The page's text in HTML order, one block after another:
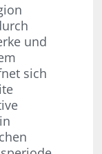
und
sich